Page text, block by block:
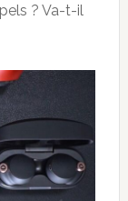
? Va-t-il